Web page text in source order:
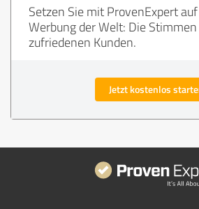
Setzen Sie mit ProvenExpert
Werbung der Welt: Die
zufriedenen Kunden.
Jetzt kostenlos